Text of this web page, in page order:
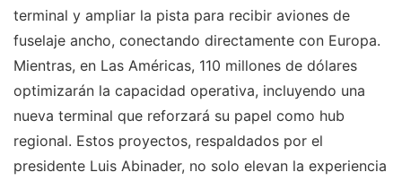
terminal y ampliar la pista para recibir aviones de
fuselaje ancho, conectando directamente con Europa.
Mientras, en Las Américas, 110 millones de dólares
optimizarán la capacidad operativa, incluyendo una
nueva terminal que reforzará su papel como hub
regional. Estos proyectos, respaldados por el
presidente Luis Abinader, no solo elevan la experiencia